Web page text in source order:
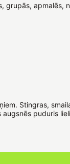
grupās, apmalēs,
Stingras,
puduris